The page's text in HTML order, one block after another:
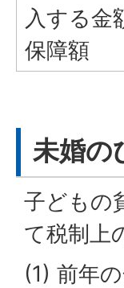
入する金
保障額
未婚の
子どもの
て税制上
(1) 前年